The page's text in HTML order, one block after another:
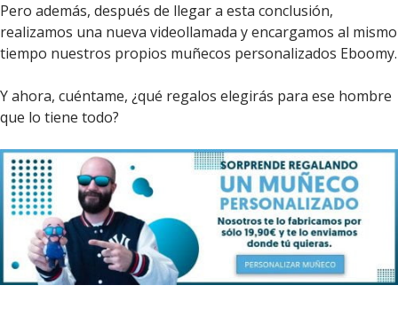
Pero además, después de llegar a esta conclusión,
realizamos una nueva videollamada y encargamos al mismo
tiempo nuestros propios muñecos personalizados Eboomy.
Y ahora, cuéntame, ¿qué regalos elegirás para ese hombre
que lo tiene todo?